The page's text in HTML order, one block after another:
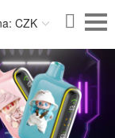
CZK